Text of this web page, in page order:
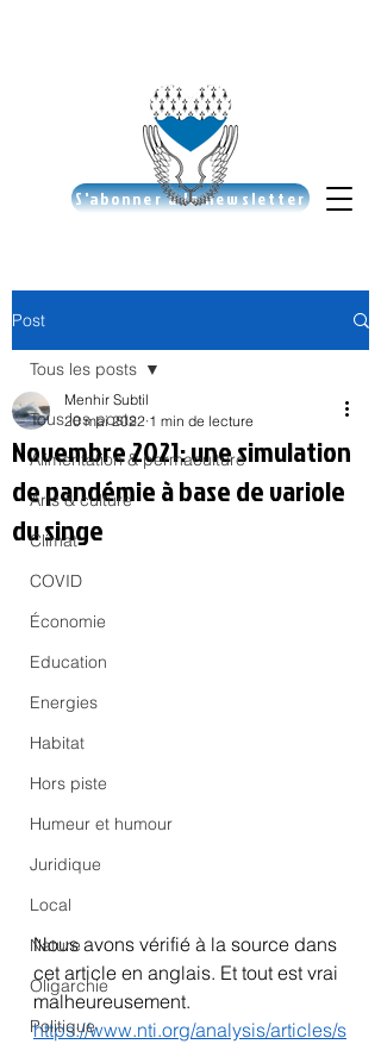
S'abonner à la newsletter
Post
Tous les posts
Alimentation & permaculture
Arts & culture
Climat
COVID
Économie
Education
Energies
Habitat
Hors piste
Humeur et humour
Juridique
Local
Nature
Oligarchie
Politique
Tous les posts
Novembre 2021: une simulation
de pandémie à base de variole
du singe
Menhir Subtil
20 mai 2022 1 min de lecture
Nous avons vérifié à la source dans
cet article en anglais. Et tout est vrai
malheureusement.
https://www.nti.org/analysis/articles/s